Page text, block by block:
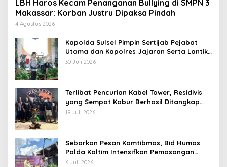
LBH Haros Kecam Penanganan Bullying di SMPN 3
Makassar: Korban Justru Dipaksa Pindah
4 Agustus 2026
Kapolda Sulsel Pimpin Sertijab Pejabat
Utama dan Kapolres Jajaran Serta Lantik
Karolog dan Kapolresta Gowa
30 Juli 2026
Terlibat Pencurian Kabel Tower, Residivis
yang Sempat Kabur Berhasil Ditangkap
Tim Gabungan di Jeneponto
19 Juli 2026
Sebarkan Pesan Kamtibmas, Bid Humas
Polda Kaltim Intensifkan Pemasangan
Spanduk serta Pembagian Stiker
6 Juli 2026